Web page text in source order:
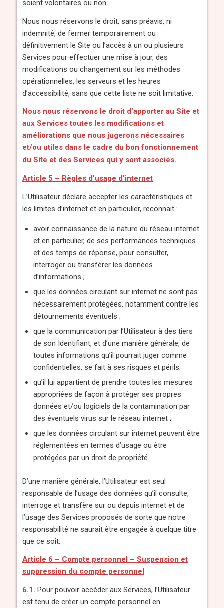
soient volontaires ou non.
Nous nous réservons le droit, sans préavis, ni
indemnité, de fermer temporairement ou
définitivement le Site ou l’accès à un ou plusieurs
Services pour effectuer une mise à jour, des
modifications ou changement sur les méthodes
opérationnelles, les serveurs et les heures
d’accessibilité, sans que cette liste ne soit limitative.
Nous nous réservons le droit d’apporter au Site et
aux Services toutes les modifications et
améliorations que nous jugerons nécessaires
et/ou utiles dans le cadre du bon fonctionnement
du Site et des Services qui y sont associés.
Article 5 – Règles d’usage d’internet
L’Utilisateur déclare accepter les caractéristiques et
les limites d’internet et en particulier, reconnait :
avoir connaissance de la nature du réseau internet
et en particulier, de ses performances techniques
et des temps de réponse, pour consulter,
interroger ou transférer les données
d’informations ;
que les données circulant sur internet ne sont pas
nécessairement protégées, notamment contre les
détournements éventuels ;
que la communication par l’Utilisateur à des tiers
de son Identifiant, et d’une manière générale, de
toutes informations qu’il pourrait juger comme
confidentielles, se fait à ses risques et périls;
qu’il lui appartient de prendre toutes les mesures
appropriées de façon à protéger ses propres
données et/ou logiciels de la contamination par
des éventuels virus sur le réseau internet ;
que les données circulant sur internet peuvent être
réglementées en termes d’usage ou être
protégées par un droit de propriété.
D’une manière générale, l’Utilisateur est seul
responsable de l’usage des données qu’il consulte,
interroge et transfère sur ou depuis internet et de
l’usage des Services proposés de sorte que notre
responsabilité ne saurait être engagée à quelque titre
que ce soit.
Article 6 – Compte personnel – Suspension et
suppression du compte personnel
6.1.Pour pouvoir accéder aux Services, l’Utilisateur
est tenu de créer un compte personnel en